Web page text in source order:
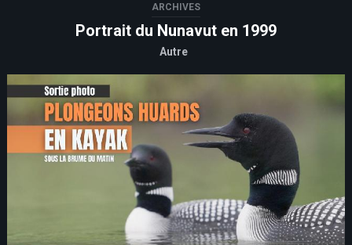
ARCHIVES
Portrait du Nunavut en 1999
Autre